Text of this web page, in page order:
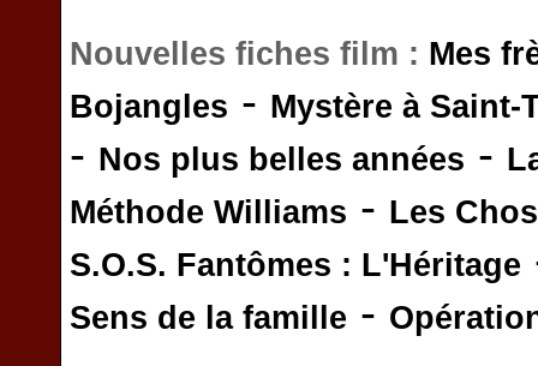
Nouvelles fiches film : Mes
Bojangles - Mystère à Saint-
- Nos plus belles années -
Méthode Williams - Les
S.O.S. Fantômes : L'Héritage
Sens de la famille -